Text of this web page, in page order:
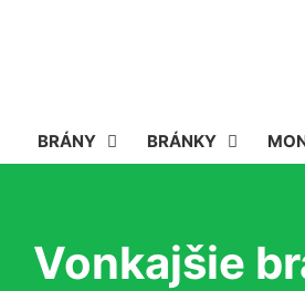
BRÁNY BRÁNKY
Vonkajšie